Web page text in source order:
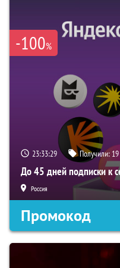
-100%
23:33:29 Получили: 19
До 45 дней подписки к
Россия
Промокод